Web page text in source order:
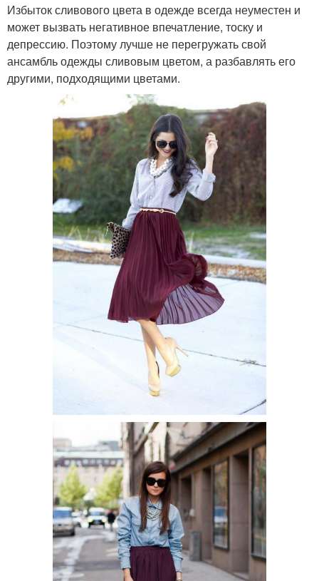
Избыток сливового цвета в одежде всегда неуместен и
может вызвать негативное впечатление, тоску и
депрессию. Поэтому лучше не перегружать свой
ансамбль одежды сливовым цветом, а разбавлять его
другими, подходящими цветами.